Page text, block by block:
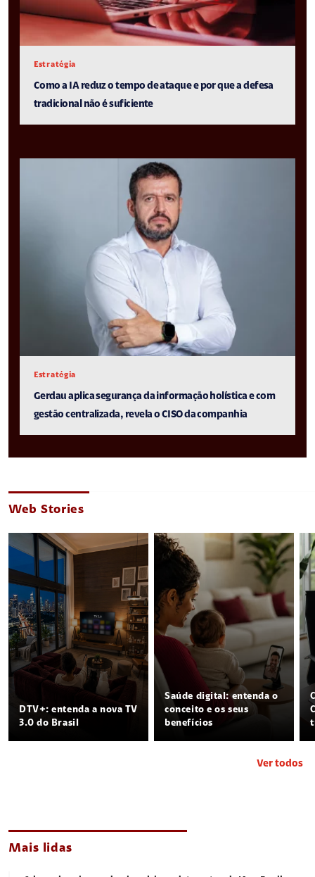
Estratégia
Como a IA reduz o tempo de ataque e por que a defesa
tradicional não é suficiente
Estratégia
Gerdau aplica segurança da informação holística e com
gestão centralizada, revela o CISO da companhia
Web Stories
DTV+: entenda a nova TV
3.0 do Brasil
Saúde digital: entenda o
conceito e os seus
benefícios
Ver todos
Mais lidas